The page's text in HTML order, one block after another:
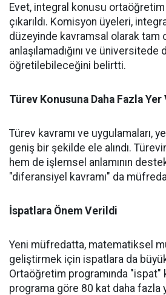
Evet, integral konusu
çıkarıldı. Komisyon üyeleri,
düzeyinde kavramsal olarak tam
anlaşılamadığını ve
öğretilebileceğini belirtti.
Türev Konusuna Daha Fazla
Türev kavramı ve uygulamaları,
geniş bir şekilde ele alındı.
hem de işlemsel anlamının
"diferansiyel kavramı" da
İspatlara Önem Verildi
Yeni müfredatta, matematiksel
geliştirmek için ispatlara da
Ortaöğretim programında "ispat"
programa göre 80 kat daha fazla